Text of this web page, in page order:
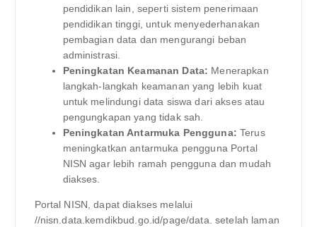
pendidikan lain, seperti sistem penerimaan
pendidikan tinggi, untuk menyederhanakan
pembagian data dan mengurangi beban
administrasi.
Peningkatan Keamanan Data: Menerapkan
langkah-langkah keamanan yang lebih kuat
untuk melindungi data siswa dari akses atau
pengungkapan yang tidak sah.
Peningkatan Antarmuka Pengguna: Terus
meningkatkan antarmuka pengguna Portal
NISN agar lebih ramah pengguna dan mudah
diakses.
Portal NISN, dapat diakses melalui
//nisn.data.kemdikbud.go.id/page/data. setelah laman